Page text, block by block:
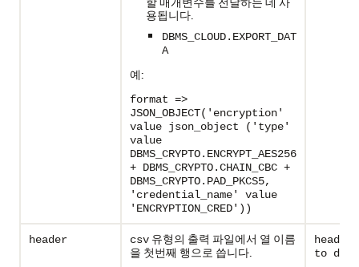
용됩니다.
DBMS_CLOUD.EXPORT_DAT
A
예:
format =>
JSON_OBJECT('encryption'
value json_object ('type'
value
DBMS_CRYPTO.ENCRYPT_AES256
+ DBMS_CRYPTO.CHAIN_CBC +
DBMS_CRYPTO.PAD_PKCS5,
'credential_name' value
'ENCRYPTION_CRED'))
header csv 유형의 출력 파일에서 열 이름
을 첫번째 행으로 씁니다.
header
to